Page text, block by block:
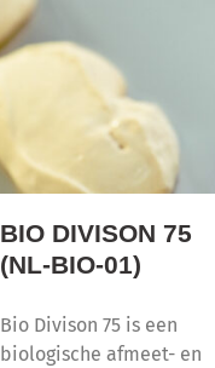
Licht, luchtig en
BIO DIVISON 75
(NL-BIO-01)
Bio Divison 75 is een
biologische afmeet- en